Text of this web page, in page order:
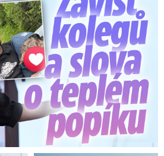
Jindřich Forejt zhubl 50 kilogramů
nás nezvyklé datum.